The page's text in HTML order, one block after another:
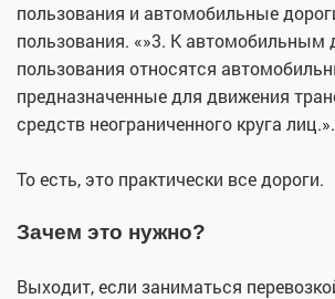
пользования и автомобильные
пользования. «»3. К автомобильным
пользования относятся
предназначенные для движения
средств неограниченного круга лиц.».
То есть, это практически все дороги.
Зачем это нужно?
Выходит, если заниматься